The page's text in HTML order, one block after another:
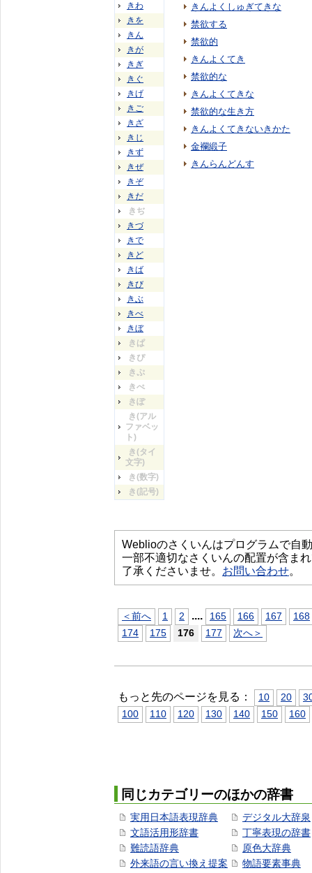
きわ
きを
きん
きが
きぎ
きぐ
きげ
きご
きざ
きじ
きず
きぜ
きぞ
きだ
きぢ
きづ
きで
きど
きば
きび
きぶ
きべ
きぼ
きぱ
きぴ
きぷ
きぺ
きぽ
き(アル
ファベッ
ト)
き(タイ
文字)
き(数字)
き(記号)
きんよくしゅぎてきな
禁欲する
禁欲的
きんよくてき
禁欲的な
きんよくてきな
禁欲的な生き方
きんよくてきないきかた
金襴緞子
きんらんどんす
Weblioのさくいんはプログラムで自
一部不適切なさくいんの配置が含ま
了承くださいませ。 お問い合わせ。
＜前へ 1 2 .... 165 166 167
168
174
175 176 177 次へ＞
もっと先のページを見る： 10 20
100
110 120 130 140 150 160
同じカテゴリーのほかの辞書
実用日本語表現辞典
文語活用形辞書
難読語辞典
外来語の言い換え提案
デジタル大辞泉
丁寧表現の辞書
原色大辞典
物語要素事典